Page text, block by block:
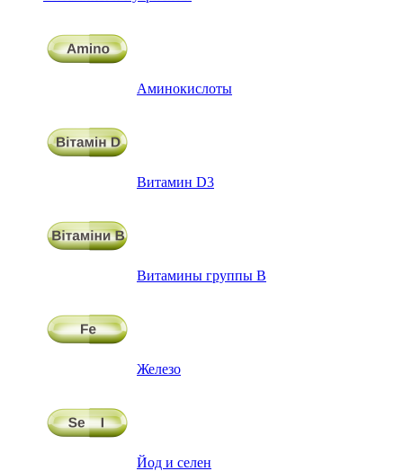
Аминокислоты
Витамин D3
Витамины группы В
Железо
Йод и селен